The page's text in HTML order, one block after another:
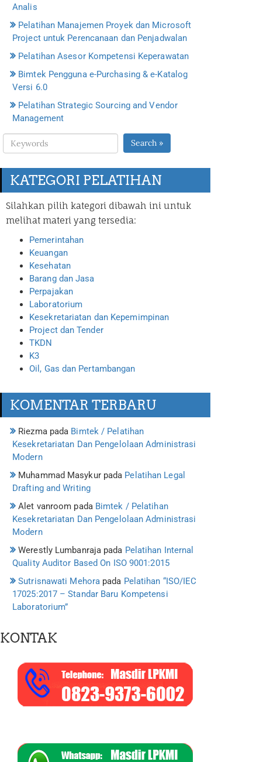
Analis
Pelatihan Manajemen Proyek dan Microsoft
Project untuk Perencanaan dan Penjadwalan
Pelatihan Asesor Kompetensi Keperawatan
Bimtek Pengguna e-Purchasing & e-Katalog
Versi 6.0
Pelatihan Strategic Sourcing and Vendor
Management
Search »
KATEGORI PELATIHAN
Silahkan pilih kategori dibawah ini untuk
melihat materi yang tersedia:
Pemerintahan
Keuangan
Kesehatan
Barang dan Jasa
Perpajakan
Laboratorium
Kesekretariatan dan Kepemimpinan
Project dan Tender
TKDN
K3
Oil, Gas dan Pertambangan
KOMENTAR TERBARU
Riezma pada Bimtek / Pelatihan
Kesekretariatan Dan Pengelolaan Administrasi
Modern
Muhammad Masykurpada Pelatihan Legal
Drafting and Writing
Alet vanroom pada Bimtek / Pelatihan
Kesekretariatan Dan Pengelolaan Administrasi
Modern
Werestly Lumbanraja pada Pelatihan Internal
Quality Auditor Based On ISO 9001:2015
Sutrisnawati Mehora pada Pelatihan “ISO/IEC
17025:2017 – Standar Baru Kompetensi
Laboratorium”
KONTAK